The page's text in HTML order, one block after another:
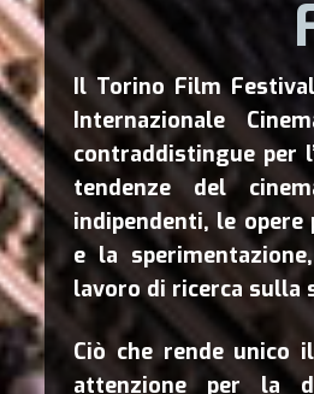
Il Torino Film
Internazionale
contraddistingue per
tendenze del
indipendenti, le opere
e la
lavoro di ricerca sulla
Ciò che rende unico
attenzione per la